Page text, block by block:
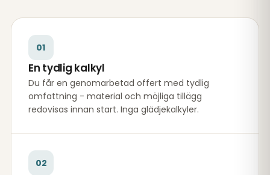
01
En tydlig kalkyl
Du får en genomarbetad offert med tydlig
omfattning - material och möjliga tillägg
redovisas innan start. Inga glädjekalkyler.
02